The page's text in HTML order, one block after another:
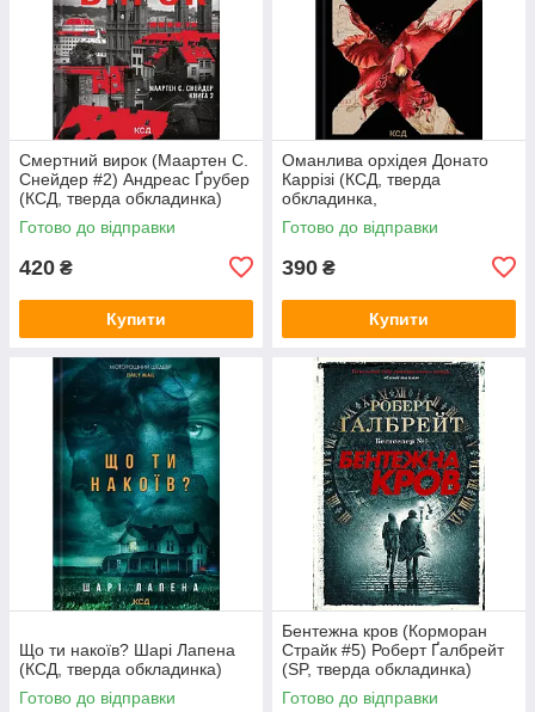
Смертний вирок (Маартен С.
Снейдер #2) Андреас Ґрубер
(КСД, тверда обкладинка)
Готово до відправки
420 ₴
Купити
Оманлива орхідея Донато
Каррізі (КСД, тверда
обкладинка,
суперобкладинка)
Готово до відправки
390 ₴
Купити
Що ти накоїв? Шарі Лапена
(КСД, тверда обкладинка)
Готово до відправки
Бентежна кров (Корморан
Страйк #5) Роберт Ґалбрейт
(SP, тверда обкладинка)
Готово до відправки